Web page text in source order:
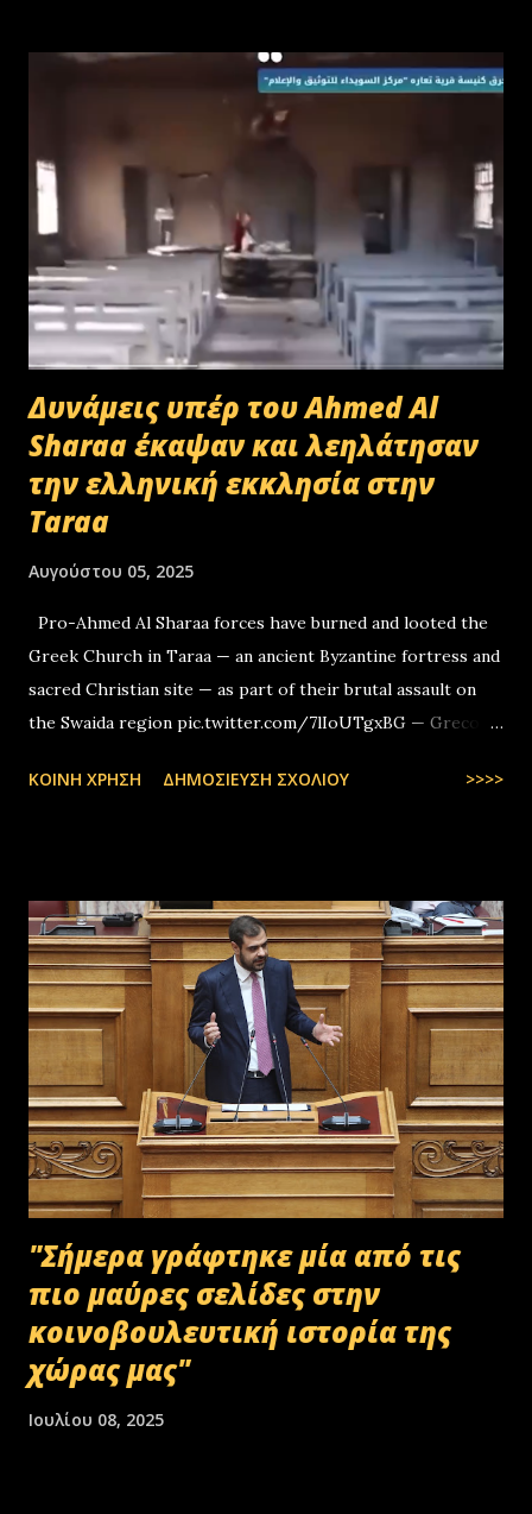
Δυνάμεις υπέρ του Ahmed Al
Sharaa έκαψαν και λεηλάτησαν
την ελληνική εκκλησία στην
Taraa
Αυγούστου 05, 2025
Pro-Ahmed Al Sharaa forces have burned and looted the
Greek Church in Taraa — an ancient Byzantine fortress and
sacred Christian site — as part of their brutal assault on
the Swaida region pic.twitter.com/7lIoUTgxBG — Greco-
ΚΟΙΝΉ ΧΡΉΣΗ ΔΗΜΟΣΊΕΥΣΗ ΣΧΟΛΊΟΥ >>>>
"Σήμερα γράφτηκε μία από τις
πιο μαύρες σελίδες στην
κοινοβουλευτική ιστορία της
χώρας μας"
Ιουλίου 08, 2025